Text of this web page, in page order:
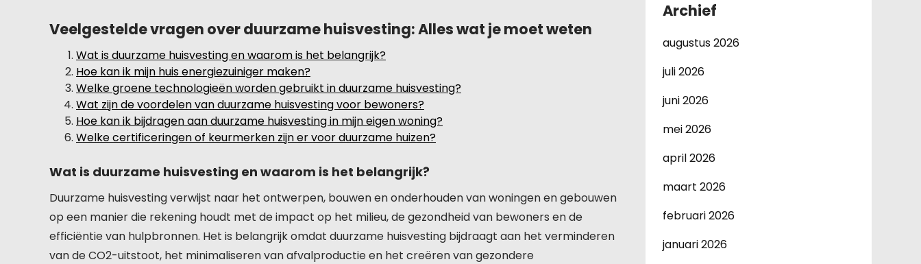
Veelgestelde vragen over duurzame huisvesting: Alles wat je moet weten
Wat is duurzame huisvesting en waarom is het belangrijk?
Hoe kan ik mijn huis energiezuiniger maken?
Welke groene technologieën worden gebruikt in duurzame huisvesting?
Wat zijn de voordelen van duurzame huisvesting voor bewoners?
Hoe kan ik bijdragen aan duurzame huisvesting in mijn eigen woning?
Welke certificeringen of keurmerken zijn er voor duurzame huizen?
Wat is duurzame huisvesting en waarom is het belangrijk?
Duurzame huisvesting verwijst naar het ontwerpen, bouwen en onderhouden van woningen en gebouwen
op een manier die rekening houdt met de impact op het milieu, de gezondheid van bewoners en de
efficiëntie van hulpbronnen. Het is belangrijk omdat duurzame huisvesting bijdraagt aan het verminderen
van de CO2-uitstoot, het minimaliseren van afvalproductie en het creëren van gezondere
Archief
augustus 2026
juli 2026
juni 2026
mei 2026
april 2026
maart 2026
februari 2026
januari 2026